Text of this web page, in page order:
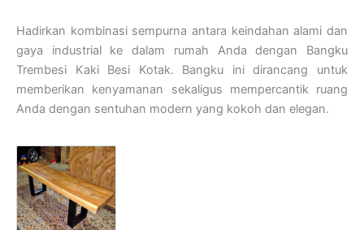
Hadirkan kombinasi sempurna antara keindahan alami dan
gaya industrial ke dalam rumah Anda dengan Bangku
Trembesi Kaki Besi Kotak. Bangku ini dirancang untuk
memberikan kenyamanan sekaligus mempercantik ruang
Anda dengan sentuhan modern yang kokoh dan elegan.